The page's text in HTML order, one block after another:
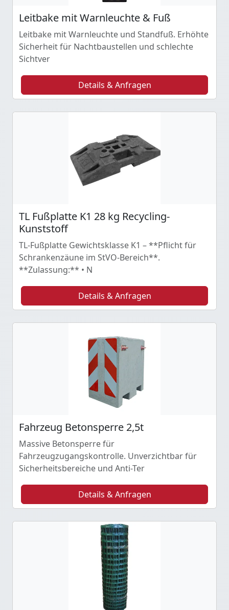
Leitbake mit Warnleuchte & Fuß
Leitbake mit Warnleuchte und Standfuß. Erhöhte
Sicherheit für Nachtbaustellen und schlechte
Sichtver
Details & Anfragen
TL Fußplatte K1 28 kg Recycling-
Kunststoff
TL-Fußplatte Gewichtsklasse K1 – **Pflicht für
Schrankenzäune im StVO-Bereich**.
**Zulassung:** • N
Details & Anfragen
Fahrzeug Betonsperre 2,5t
Massive Betonsperre für
Fahrzeugzugangskontrolle. Unverzichtbar für
Sicherheitsbereiche und Anti-Ter
Details & Anfragen